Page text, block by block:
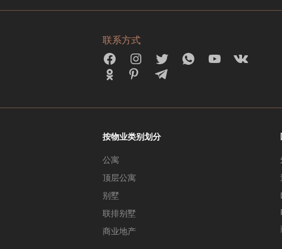
联系方式
按物业类别划分
公寓
顶层公寓
别墅
联排别墅
商业地产